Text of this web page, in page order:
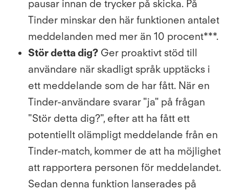
pausar innan de trycker på skicka. På
Tinder minskar den här funktionen antalet
meddelanden med mer än 10 procent***.
Stör detta dig? Ger proaktivt stöd till
användare när skadligt språk upptäcks i
ett meddelande som de har fått. När en
Tinder-användare svarar "ja" på frågan
"Stör detta dig?", efter att ha fått ett
potentiellt olämpligt meddelande från en
Tinder-match, kommer de att ha möjlighet
att rapportera personen för meddelandet.
Sedan denna funktion lanserades på